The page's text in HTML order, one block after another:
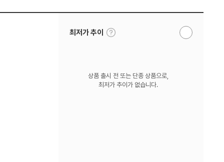
최저가 추이
툴
팁
알
상품 출시 전 또는 단종 상품으로,
최저가 추이가 없습니다.